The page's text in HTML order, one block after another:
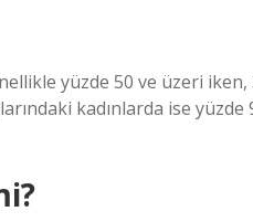
yüzde 50 ve üzeri iken,
kadınlarda ise yüzde